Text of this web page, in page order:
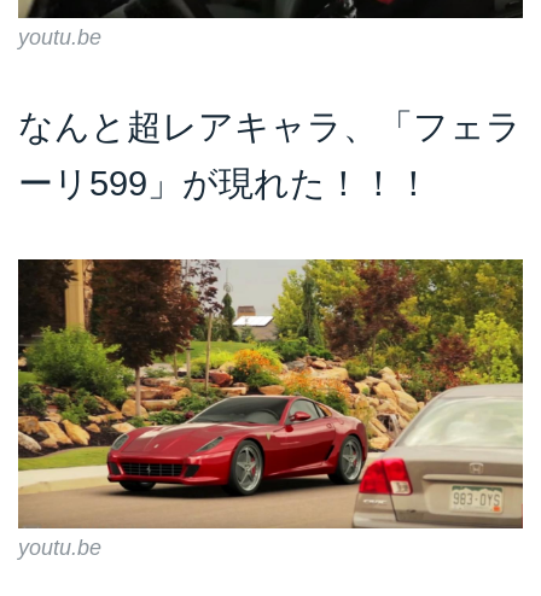
youtu.be
なんと超レアキャラ、「フェラ
ーリ599」が現れた！！！
youtu.be